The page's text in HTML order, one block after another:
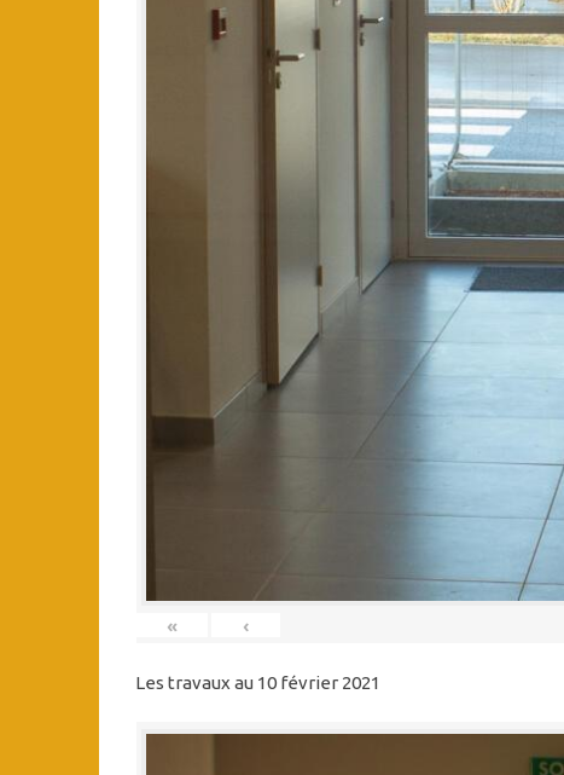
« ‹
Les travaux au 10 février 2021